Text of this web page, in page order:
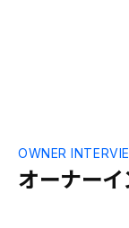
総会等出席経
オーナー
OWNER